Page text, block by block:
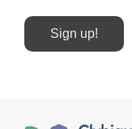
Sign up!